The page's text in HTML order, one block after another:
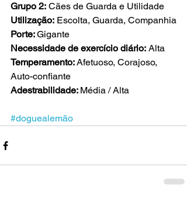
Grupo 2: Cães de Guarda e Utilidade
Utilização: Escolta, Guarda, Companhia
Porte: Gigante
Necessidade de exercício diário: Alta
Temperamento: Afetuoso, Corajoso,
Auto-confiante
Adestrabilidade: Média / Alta
#doguealemão